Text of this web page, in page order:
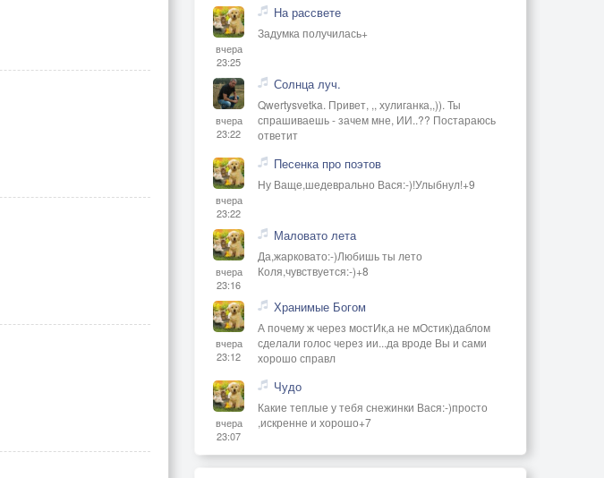
вчера
23:25
На рассвете
Задумка получилась+
вчера
23:22
Солнца луч.
Qwertysvetka. Привет, ,, хулиганка,,)). Ты
спрашиваешь - зачем мне, ИИ..?? Постараюсь
ответит
вчера
23:22
Песенка про поэтов
Ну Ваще,шедеврально Вася:-)!Улыбнул!+9
вчера
23:16
Маловато лета
Да,жарковато:-)Любишь ты лето
Коля,чувствуется:-)+8
вчера
23:12
Хранимые Богом
А почему ж через мостИк,а не мОстик)даблом
сделали голос через ии...да вроде Вы и сами
хорошо справл
вчера
23:07
Чудо
Какие теплые у тебя снежинки Вася:-)просто
,искренне и хорошо+7